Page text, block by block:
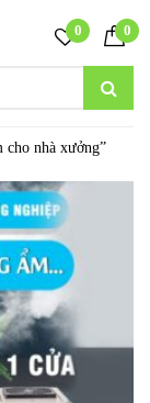
0 0
cho nhà xưởng”